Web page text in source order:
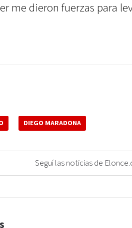
me dieron fuerzas para
DIEGO MARADONA
Seguí las noticias de